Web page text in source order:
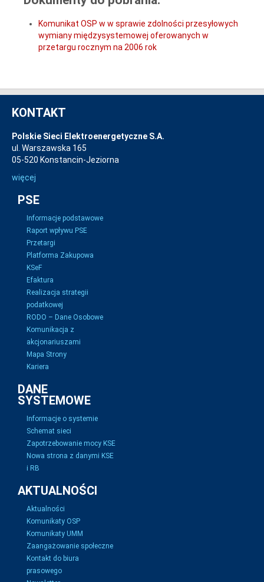
Komunikat OSP w w sprawie zdolności przesyłowych
wymiany międzysystemowej oferowanych w
przetargu rocznym na 2006 rok
KONTAKT
Polskie Sieci Elektroenergetyczne S.A.
ul. Warszawska 165
05-520 Konstancin-Jeziorna
więcej
PSE
Informacje podstawowe
Raport wpływu PSE
Przetargi
Platforma Zakupowa
KSeF
Efaktura
Realizacja strategii
podatkowej
RODO – Dane Osobowe
Komunikacja z
akcjonariuszami
Mapa Strony
Kariera
DANE
SYSTEMOWE
Informacje o systemie
Schemat sieci
Zapotrzebowanie mocy KSE
Nowa strona z danymi KSE
i RB
AKTUALNOŚCI
Aktualności
Komunikaty OSP
Komunikaty UMM
Zaangażowanie społeczne
Kontakt do biura
prasowego